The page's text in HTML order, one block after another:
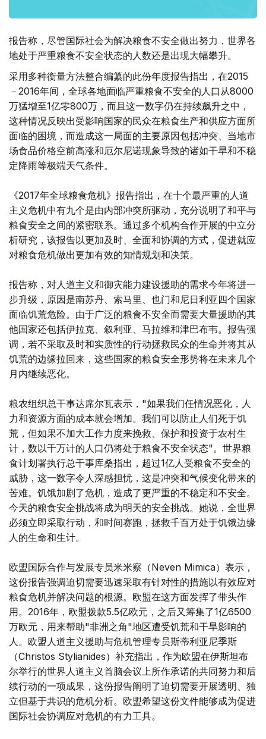
报告称，尽管国际社会为解决粮食不安全做出努力，世界各
地处于严重粮食不安全状态的人数还是出现大幅攀升。
采用多种衡量方法整合编纂的此份年度报告指出，在2015
－2016年间，全球各地面临严重粮食不安全的人口从8000
万猛增至1亿零800万，而且这一数字仍在持续飙升之中，
这种情况反映出受影响国家的民众在粮食生产和供应方面所
面临的困境，而造成这一局面的主要原因包括冲突、当地市
场食品价格空前高涨和厄尔尼诺现象导致的诸如干旱和不稳
定降雨等极端天气条件。
《2017年全球粮食危机》报告指出，在十个最严重的人道
主义危机中有九个是由内部冲突所驱动，充分说明了和平与
粮食安全之间的紧密联系。通过多个机构合作开展的中立分
析研究，该报告以更加及时、全面和协调的方式，促进就应
对粮食危机做出更加有效的知情规划和决策。
报告称，对人道主义和御灾能力建设援助的需求今年将进一
步升级，原因是南苏丹、索马里、也门和尼日利亚四个国家
面临饥荒危险。由于广泛的粮食不安全而需要大量援助的其
他国家还包括伊拉克、叙利亚、马拉维和津巴布韦。报告强
调，若不采取及时和实质性的行动拯救民众的生命并将其从
饥荒的边缘拉回来，这些国家的粮食安全形势将在未来几个
月内继续恶化。
粮农组织总干事达席尔瓦表示，"如果我们任情况恶化，人
力和资源方面的成本就会增加。我们可以防止人们死于饥
荒，但如果不加大工作力度来挽救、保护和投资于农村生
计，数以千万计的人口仍将处于粮食不安全状态"。世界粮
食计划署执行总干事库桑指出，超过1亿人受粮食不安全的
威胁，这一数字令人深感担忧，这是冲突和气候变化带来的
苦难。饥饿加剧了危机，造成了更严重的不稳定和不安全。
今天的粮食安全挑战将成为明天的安全挑战。她说，全世界
必须立即采取行动，和时间赛跑，拯救千百万处于饥饿边缘
人的生命和生计。
欧盟国际合作与发展专员米米察（Neven Mimica）表示，
这份报告强调迫切需要迅速采取有针对性的措施以有效应对
粮食危机并解决问题的根源。欧盟在这方面发挥了带头作
用。2016年，欧盟拨款5.5亿欧元，之后又筹集了1亿6500
万欧元，用来帮助"非洲之角"地区遭受饥荒和干旱影响的
人。欧盟人道主义援助与危机管理专员斯蒂利亚尼季斯
（Christos Stylianides）补充指出，作为欧盟在伊斯坦布
尔举行的世界人道主义首脑会议上所作承诺的共同努力和后
续行动的一项成果，这份报告阐明了迫切需要开展透明、独
立但基于共识的危机分析。欧盟希望这份文件能够成为促进
国际社会协调应对危机的有力工具。